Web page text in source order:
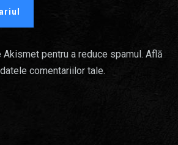
pentru a reduce spamul. Află
comentariilor tale.